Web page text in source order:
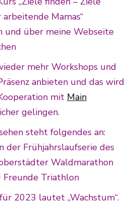
Mamas“
und über meine Webseite
mehr Workshops und
anbieten und das wird
mit Main
gelingen.
steht folgendes an:
der Frühjahrslaufserie des
Waldmarathon
Freunde Triathlon
2023 lautet „Wachstum“.